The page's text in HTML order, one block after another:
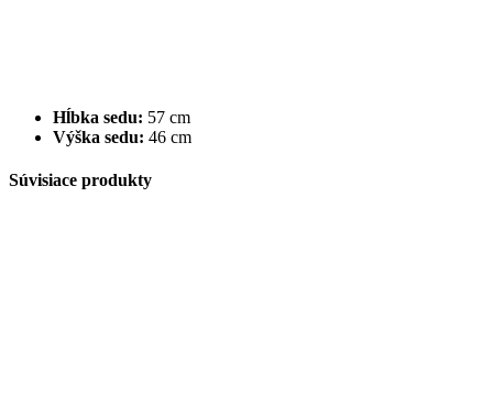
Hĺbka sedu: 57 cm
Výška sedu: 46 cm
Súvisiace produkty